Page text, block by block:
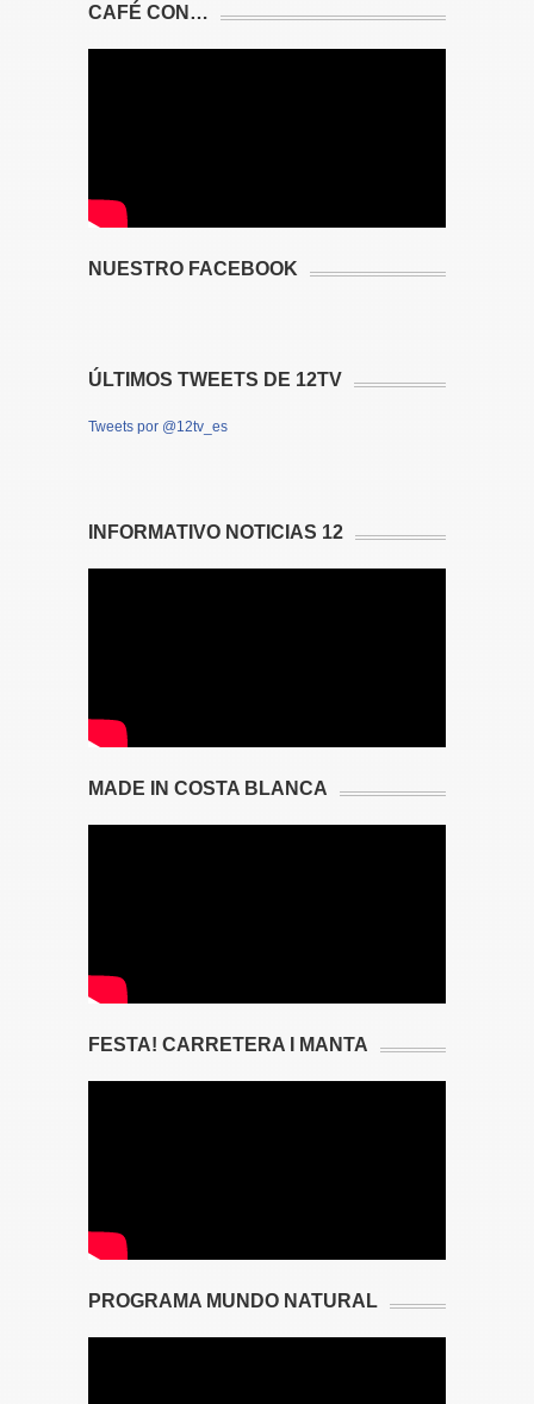
CAFÉ CON…
NUESTRO FACEBOOK
ÚLTIMOS TWEETS DE 12TV
Tweets por @12tv_es
INFORMATIVO NOTICIAS 12
MADE IN COSTA BLANCA
FESTA! CARRETERA I MANTA
PROGRAMA MUNDO NATURAL